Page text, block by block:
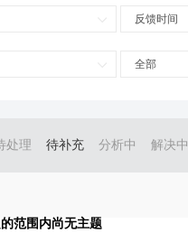
反馈时间
全部
处理 待补充 分析中 解决中
范围内尚无主题